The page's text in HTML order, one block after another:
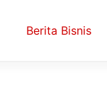
Berita Bisnis